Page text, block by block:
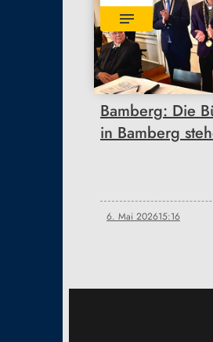
Bamberg: Die
in Bamberg
6. Mai 202615:16